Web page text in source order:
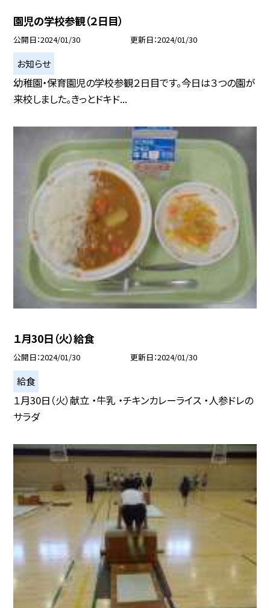
園児の学校参観（２日目）
公開日 2024/01/30 更新日 2024/01/30
お知らせ
幼稚園・保育園児の学校参観２日目です。今日は３つの園が
来校しました。きっとドキド...
１月30日（火）給食
公開日 2024/01/30 更新日 2024/01/30
給食
１月30日（火）献立 ・牛乳 ・チキンカレーライス ・人参ドレの
サラダ